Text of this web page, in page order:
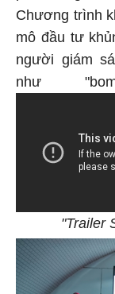
Chương trình
mô đầu tư
người giám
như
"Trailer